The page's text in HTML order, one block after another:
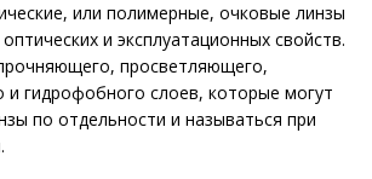
или полимерные, очковые линзы
и эксплуатационных свойств.
просветляющего,
и гидрофобного слоев, которые могут
по отдельности и называться при